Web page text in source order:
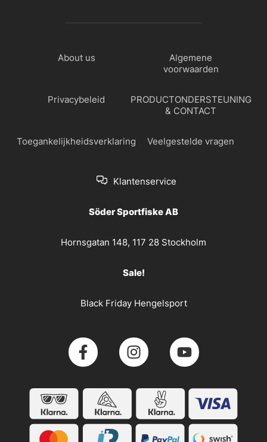
About us
Algemene
voorwaarden
Privacybeleid
PRODUCTONDERSTEUNING
& CONTACT
Toegankelijkheidsverklaring Veelgestelde vragen
Klantenservice
Söder Sportfiske AB
Hornsgatan 148, 117 28 Stockholm
Sale!
Black Friday Hengelsport